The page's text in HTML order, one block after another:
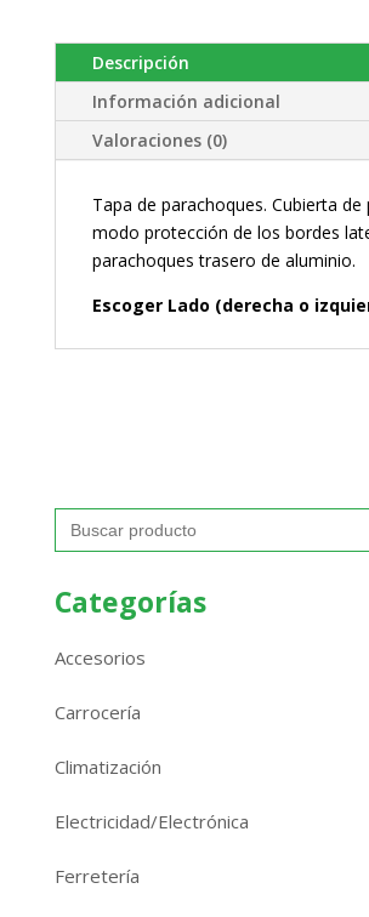
Descripción
Información adicional
Valoraciones (0)
Tapa de parachoques. Cubierta de
modo protección de los bordes
parachoques trasero de aluminio.
Escoger Lado (derecha o
Buscar:
Categorías
Accesorios
Carrocería
Climatización
Electricidad/Electrónica
Ferretería